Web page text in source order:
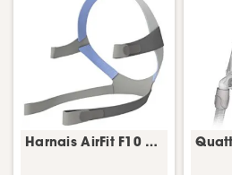
Harnais AirFit F10 – harnais masque CPAP – ResMed